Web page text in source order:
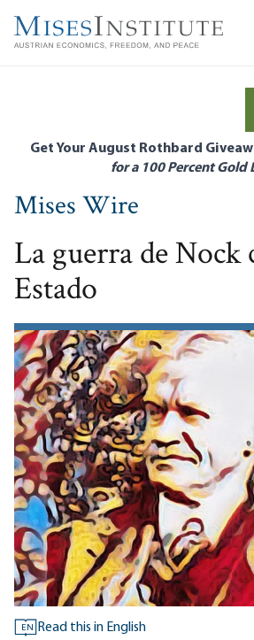
main
Get Your August Rothbard
for a 100 Percent Gold
Mises Wire
La guerra de Nock
Estado
EN Read this in English